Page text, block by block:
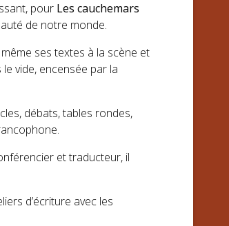
pour Les cauchemars
de notre monde.
ses textes à la scène et
vide, encensée par la
débats, tables rondes,
et traducteur, il
d’écriture avec les